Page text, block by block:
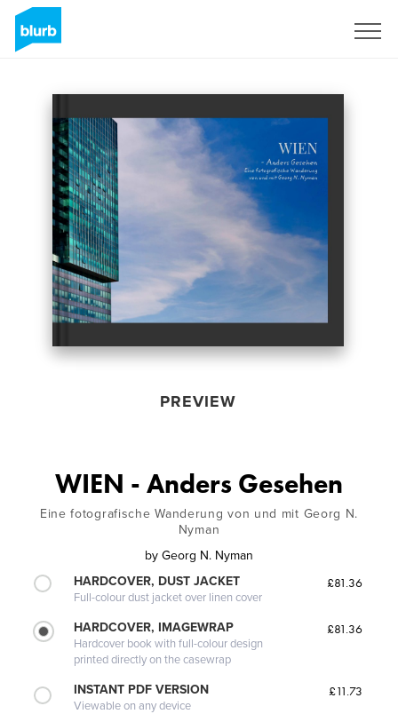
PREVIEW
WIEN - Anders Gesehen
Eine fotografische Wanderung von und mit Georg N.
Nyman
by Georg N. Nyman
HARDCOVER, DUST JACKET
Full-colour dust jacket over linen cover
£81.36
HARDCOVER, IMAGEWRAP
Hardcover book with full-colour design
printed directly on the casewrap
£81.36
INSTANT PDF VERSION
Viewable on any device
£11.73